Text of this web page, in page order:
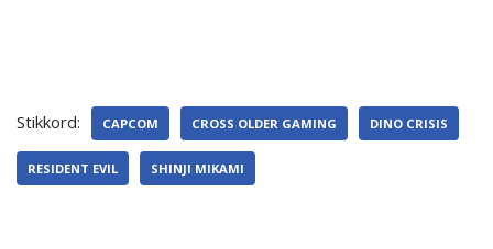
Stikkord: CAPCOM CROSS OLDER GAMING DINO CRISIS
RESIDENT EVIL SHINJI MIKAMI